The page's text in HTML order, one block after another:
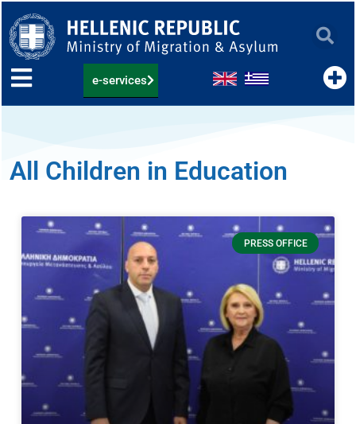
to
content
e-services
All Children in Education
PRESS OFFICE